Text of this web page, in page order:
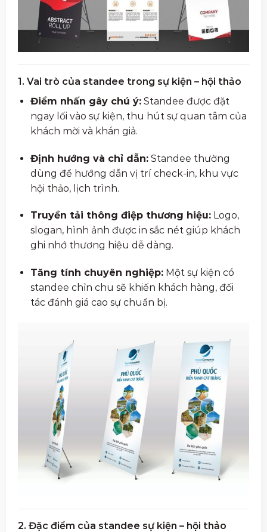
1. Vai trò của standee trong sự kiện – hội thảo
Điểm nhấn gây chú ý:Standee được đặt
ngay lối vào sự kiện, thu hút sự quan tâm của
khách mời và khán giả.
Định hướng và chỉ dẫn:Standee thường
dùng để hướng dẫn vị trí check-in, khu vực
hội thảo, lịch trình.
Truyền tải thông điệp thương hiệu:Logo,
slogan, hình ảnh được in sắc nét giúp khách
ghi nhớ thương hiệu dễ dàng.
Tăng tính chuyên nghiệp:Một sự kiện có
standee chỉn chu sẽ khiến khách hàng, đối
tác đánh giá cao sự chuẩn bị.
2. Đặc điểm của standee sự kiện – hội thảo